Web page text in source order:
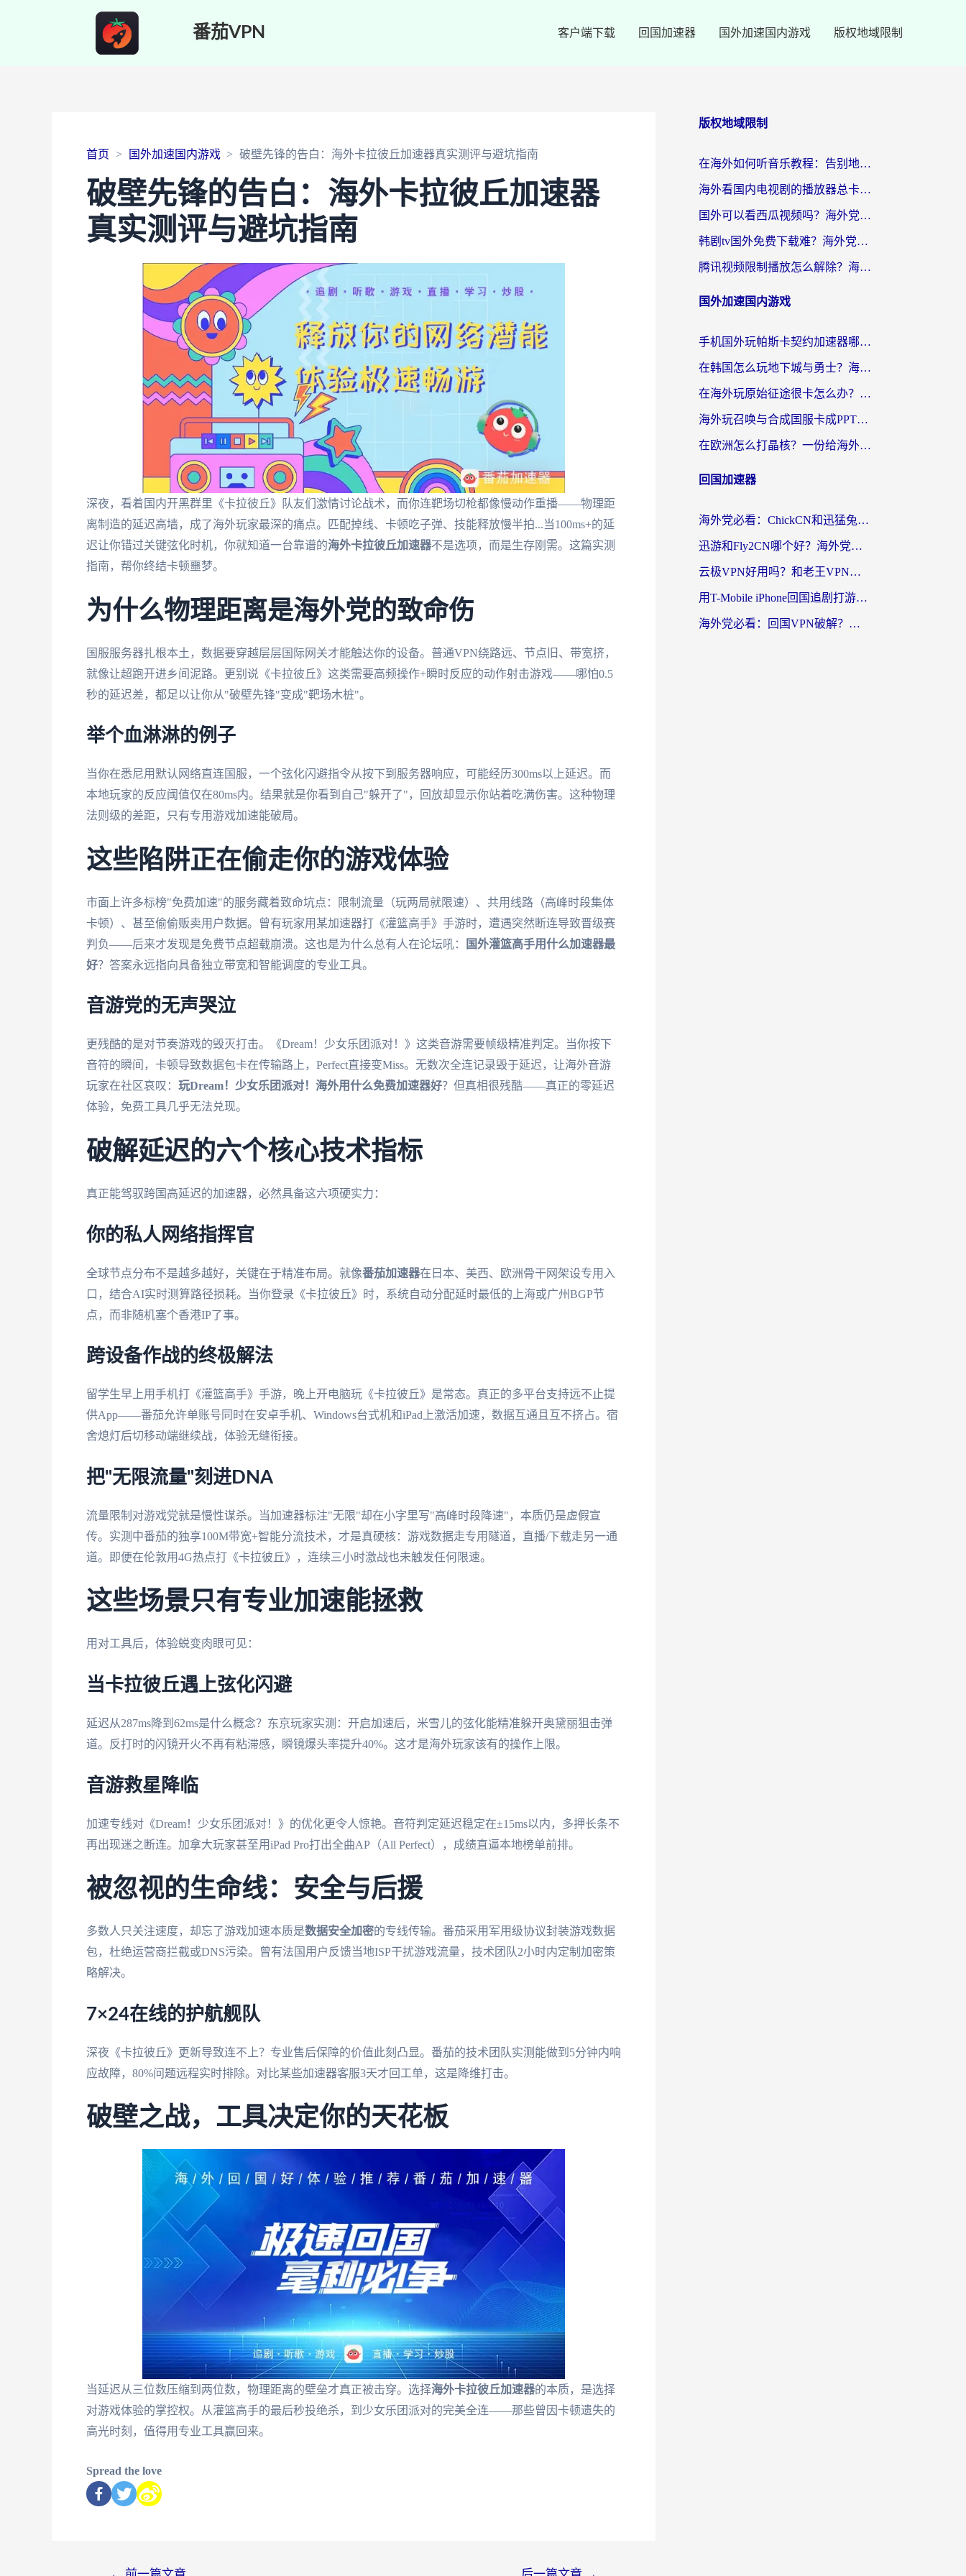
番茄VPN 客户端下载 回国加速器 国外加速国内游戏 版权地域限制
首页 国外加速国内游戏 破壁先锋的告白：海外卡拉彼丘加速器真实测评与避坑指南
破壁先锋的告白：海外卡拉彼丘加速器
真实测评与避坑指南
深夜，看着国内开黑群里《卡拉彼丘》队友们激情讨论战术，而你连靶场切枪都像慢动作重播——物理距
离制造的延迟高墙，成了海外玩家最深的痛点。匹配掉线、卡顿吃子弹、技能释放慢半拍...当100ms+的延
迟让你错过关键弦化时机，你就知道一台靠谱的海外卡拉彼丘加速器不是选项，而是生存刚需。这篇实测
指南，帮你终结卡顿噩梦。
为什么物理距离是海外党的致命伤
国服服务器扎根本土，数据要穿越层层国际网关才能触达你的设备。普通VPN绕路远、节点旧、带宽挤，
就像让超跑开进乡间泥路。更别说《卡拉彼丘》这类需要高频操作+瞬时反应的动作射击游戏——哪怕0.5
秒的延迟差，都足以让你从"破壁先锋"变成"靶场木桩"。
举个血淋淋的例子
当你在悉尼用默认网络直连国服，一个弦化闪避指令从按下到服务器响应，可能经历300ms以上延迟。而
本地玩家的反应阈值仅在80ms内。结果就是你看到自己"躲开了"，回放却显示你站着吃满伤害。这种物理
法则级的差距，只有专用游戏加速能破局。
这些陷阱正在偷走你的游戏体验
市面上许多标榜"免费加速"的服务藏着致命坑点：限制流量（玩两局就限速）、共用线路（高峰时段集体
卡顿）、甚至偷偷贩卖用户数据。曾有玩家用某加速器打《灌篮高手》手游时，遭遇突然断连导致晋级赛
判负——后来才发现是免费节点超载崩溃。这也是为什么总有人在论坛吼：
国外灌篮高手用什么加速器最
好？答案永远指向具备独立带宽和智能调度的专业工具。
音游党的无声哭泣
更残酷的是对节奏游戏的毁灭打击。《Dream！少女乐团派对！》这类音游需要帧级精准判定。当你按下
音符的瞬间，卡顿导致数据包卡在传输路上，Perfect直接变Miss。无数次全连记录毁于延迟，让海外音游
玩家在社区哀叹： 玩Dream！少女乐团派对！海外用什么免费加速器好？但真相很残酷——真正的零延迟
体验，免费工具几乎无法兑现。
破解延迟的六个核心技术指标
真正能驾驭跨国高延迟的加速器，必然具备这六项硬实力：
你的私人网络指挥官
全球节点分布不是越多越好，关键在于精准布局。就像番茄加速器在日本、美西、欧洲骨干网架设专用入
口，结合AI实时测算路径损耗。当你登录《卡拉彼丘》时，系统自动分配延时最低的上海或广州BGP节
点，而非随机塞个香港IP了事。
跨设备作战的终极解法
留学生早上用手机打《灌篮高手》手游，晚上开电脑玩《卡拉彼丘》是常态。真正的多平台支持远不止提
供App——番茄允许单账号同时在安卓手机、Windows台式机和iPad上激活加速，数据互通且互不挤占。宿
舍熄灯后切移动端继续战，体验无缝衔接。
把"无限流量"刻进DNA
流量限制对游戏党就是慢性谋杀。当加速器标注"无限"却在小字里写"高峰时段降速"，本质仍是虚假宣
传。实测中番茄的独享100M带宽+智能分流技术，才是真硬核：游戏数据走专用隧道，直播/下载走另一通
道。即便在伦敦用4G热点打《卡拉彼丘》，连续三小时激战也未触发任何限速。
这些场景只有专业加速能拯救
用对工具后，体验蜕变肉眼可见：
当卡拉彼丘遇上弦化闪避
延迟从287ms降到62ms是什么概念？东京玩家实测：开启加速后，米雪儿的弦化能精准躲开奥黛丽狙击弹
道。反打时的闪镜开火不再有粘滞感，瞬镜爆头率提升40%。这才是海外玩家该有的操作上限。
音游救星降临
加速专线对《Dream！少女乐团派对！》的优化更令人惊艳。音符判定延迟稳定在±15ms以内，多押长条不
再出现迷之断连。加拿大玩家甚至用iPad Pro打出全曲AP（All Perfect），成绩直逼本地榜单前排。
被忽视的生命线：安全与后援
多数人只关注速度，却忘了游戏加速本质是数据安全加密的专线传输。番茄采用军用级协议封装游戏数据
包，杜绝运营商拦截或DNS污染。曾有法国用户反馈当地ISP干扰游戏流量，技术团队2小时内定制加密策
略解决。
7×24在线的护航舰队
深夜《卡拉彼丘》更新导致连不上？专业售后保障的价值此刻凸显。番茄的技术团队实测能做到5分钟内响
应故障，80%问题远程实时排除。对比某些加速器客服3天才回工单，这是降维打击。
破壁之战，工具决定你的天花板
当延迟从三位数压缩到两位数，物理距离的壁垒才真正被击穿。选择海外卡拉彼丘加速器的本质，是选择
对游戏体验的掌控权。从灌篮高手的最后秒投绝杀，到少女乐团派对的完美全连——那些曾因卡顿遗失的
高光时刻，值得用专业工具赢回来。
Spread the love
版权地域限制
在海外如何听音乐教程：告别地域限制，随时听见国内的声音
海外看国内电视剧的播放器总卡顿？选对回国加速器才是关键
国外可以看西瓜视频吗？海外党追剧看片的终极解决方案
韩剧tv国外免费下载难？海外党看国内剧的加速器选择指南（附实用技巧）
腾讯视频限制播放怎么解除？海外党亲测有效的回国加速指南
国外加速国内游戏
手机国外玩帕斯卡契约加速器哪个好用？海外党国服游戏之路的救星
在韩国怎么玩地下城与勇士？海外党必看的国服游戏加速全攻略
在海外玩原始征途很卡怎么办？一份给游子的终极指南
海外玩召唤与合成国服卡成PPT？这篇解决办法让你丝滑操作
在欧洲怎么打晶核？一份给海外游子的网络加速生存指南
回国加速器
海外党必看：ChickCN和迅猛兔好用吗？3招教你选对回国加速器
迅游和Fly2CN哪个好？海外党回国加速器真实测评与选择心法
云极VPN好用吗？和老王VPN对比哪个回国效果更好？海外党必看的真实体验指南
用T-Mobile iPhone回国追剧打游戏，我差点把手机砸了
海外党必看：回国VPN破解？别踩坑！3步选对加速器无缝刷国内资源